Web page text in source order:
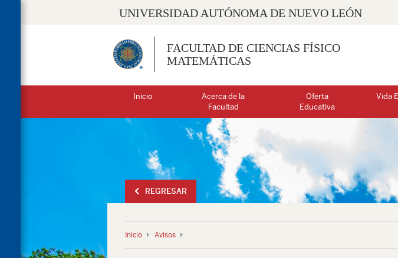
UNIVERSIDAD AUTÓNOMA DE NUEVO LEÓN
FACULTAD DE CIENCIAS FÍSICO
MATEMÁTICAS
Inicio
Acerca de la
Facultad
Oferta
Educativa
Vida
REGRESAR
Inicio Avisos